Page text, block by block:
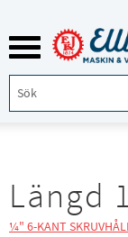
Meny
Längd
¼" 6-KANT